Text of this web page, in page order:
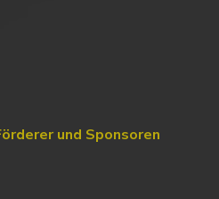
und Sponsoren